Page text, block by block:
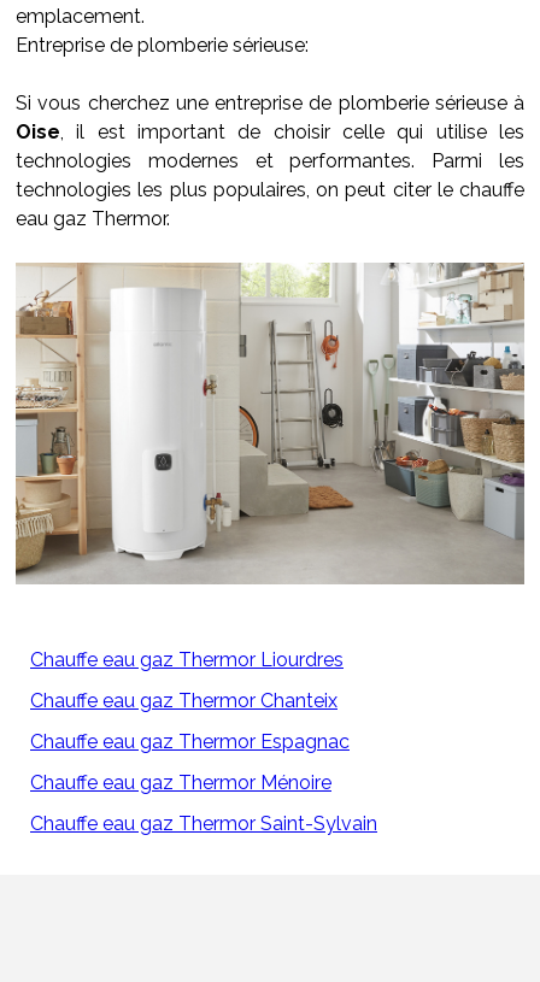
emplacement.
Entreprise de plomberie sérieuse:
Si vous cherchez une entreprise de plomberie sérieuse à
Oise, il est important de choisir celle qui utilise les
technologies modernes et performantes. Parmi les
technologies les plus populaires, on peut citer le chauffe
eau gaz Thermor.
Chauffe eau gaz Thermor Liourdres
Chauffe eau gaz Thermor Chanteix
Chauffe eau gaz Thermor Espagnac
Chauffe eau gaz Thermor Ménoire
Chauffe eau gaz Thermor Saint-Sylvain